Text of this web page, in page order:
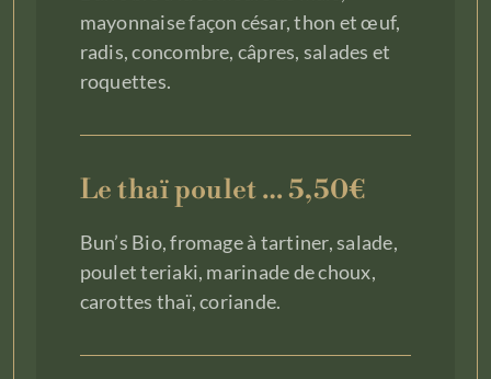
mayonnaise façon césar, thon et œuf,
radis, concombre, câpres, salades et
roquettes.
Le thaï poulet … 5,50€
Bun’s Bio, fromage à tartiner, salade,
poulet teriaki, marinade de choux,
carottes thaï, coriande.